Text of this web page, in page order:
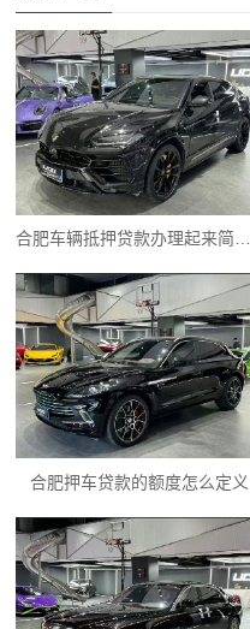
合肥车辆抵押贷款办理起来简单么?
合肥押车贷款的额度怎么定义